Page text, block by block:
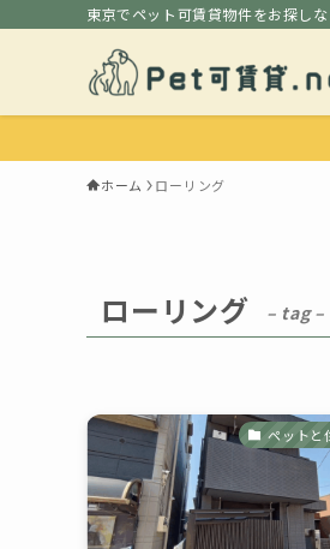
東京でペット可賃貸物件をお探し
ホーム ローリング
ローリング – tag –
ペットと